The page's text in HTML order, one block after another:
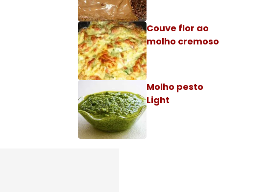
Couve flor ao
molho cremoso
Molho pesto
Light